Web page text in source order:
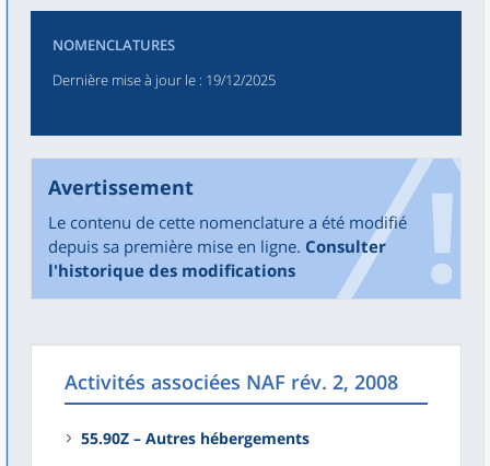
NOMENCLATURES
Dernière mise à jour le : 19/12/2025
Avertissement
Le contenu de cette nomenclature a été modifié
depuis sa première mise en ligne. Consulter
l'historique des modifications
Activités associées NAF rév. 2, 2008
55.90Z – Autres hébergements